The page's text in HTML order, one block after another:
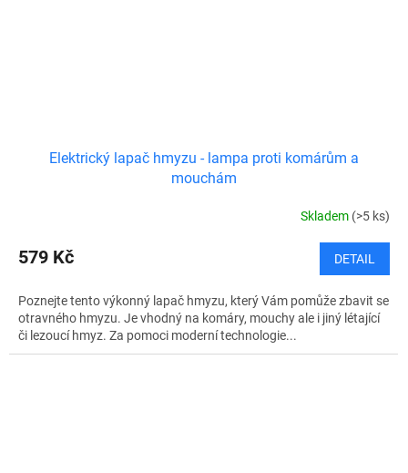
Elektrický lapač hmyzu - lampa proti komárům a
mouchám
Skladem (>5 ks)
579 Kč DETAIL
Poznejte tento výkonný lapač hmyzu, který Vám pomůže zbavit se
otravného hmyzu. Je vhodný na komáry, mouchy ale i jiný létající
či lezoucí hmyz. Za pomoci moderní technologie...